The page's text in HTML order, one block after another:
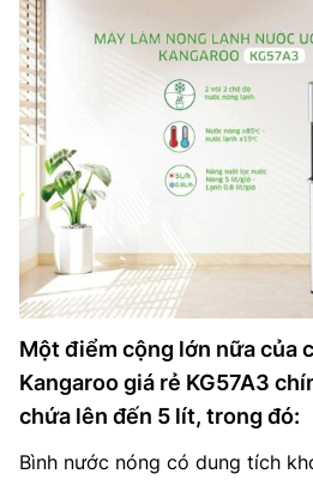
Một điểm cộng lớn nữa của
Kangaroo giá rẻ KG57A3
chứa lên đến 5 lít, trong đó:
Bình nước nóng có dung tích